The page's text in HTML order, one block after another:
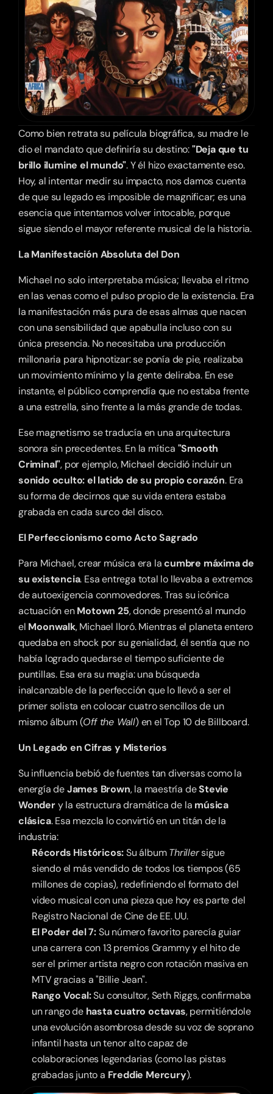
Como bien retrata su película biográfica, su madre le
dio el mandato que definiría su destino: "Deja que tu
brillo ilumine el mundo". Y él hizo exactamente eso.
Hoy, al intentar medir su impacto, nos damos cuenta
de que su legado es imposible de magnificar; es una
esencia que intentamos volver intocable, porque
sigue siendo el mayor referente musical de la historia.
La Manifestación Absoluta del Don
Michael no solo interpretaba música; llevaba el ritmo
en las venas como el pulso propio de la existencia. Era
la manifestación más pura de esas almas que nacen
con una sensibilidad que apabulla incluso con su
única presencia. No necesitaba una producción
millonaria para hipnotizar: se ponía de pie, realizaba
un movimiento mínimo y la gente deliraba. En ese
instante, el público comprendía que no estaba frente
a una estrella, sino frente a la más grande de todas.
Ese magnetismo se traducía en una arquitectura
sonora sin precedentes. En la mítica "Smooth
Criminal"
sonido oculto: el latido de su propio corazón. Era
su forma de decirnos que su vida entera estaba
grabada en cada surco del disco.
El Perfeccionismo como Acto Sagrado
Para Michael, crear música era la cumbre máxima de
su existencia. Esa entrega total lo llevaba a extremos
de autoexigencia conmovedores. Tras su icónica
actuación en Motown 25, donde presentó al mundo
el Moonwalk, Michael lloró. Mientras el planeta entero
quedaba en shock por su genialidad, él sentía que no
había logrado quedarse el tiempo suficiente de
puntillas. Esa era su magia: una búsqueda
inalcanzable de la perfección que lo llevó a ser el
primer solista en colocar cuatro sencillos de un
mismo álbum (Off the Wall) en el Top 10 de Billboard.
Un Legado en Cifras y Misterios
Su influencia bebió de fuentes tan diversas como la
energía de James Brown, la maestría de Stevie
Wonder y la estructura dramática de la música
clásica. Esa mezcla lo convirtió en un titán de la
industria:
Récords Históricos: Su álbum Thriller sigue
siendo el más vendido de todos los tiempos (65
millones de copias), redefiniendo el formato del
video musical con una pieza que hoy es parte del
Registro Nacional de Cine de EE. UU.
El Poder del 7: Su número favorito parecía guiar
una carrera con 13 premios Grammy y el hito de
ser el primer artista negro con rotación masiva en
MTV gracias a "Billie Jean".
Rango Vocal: Su consultor, Seth Riggs, confirmaba
un rango de hasta cuatro octavas, permitiéndole
una evolución asombrosa desde su voz de soprano
infantil hasta un tenor alto capaz de
colaboraciones legendarias (como las pistas
grabadas junto a Freddie Mercury).